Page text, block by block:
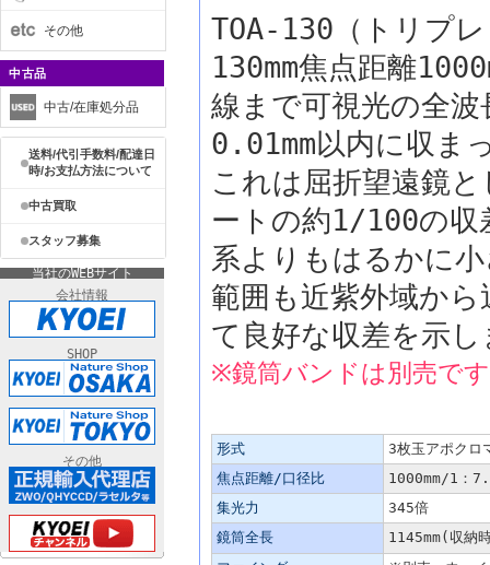
その他
中古品
中古/在庫処分品
送料/代引手数料/配達日
時/お支払方法について
中古買取
スタッフ募集
当社のWEBサイト
会社情報
SHOP
その他
TOA-130（トリプ
130mm焦点距離
線まで可視光の全
0.01mm以内に収ま
これは屈折望遠鏡
ートの約1/100の収
系よりもはるかに
範囲も近紫外域か
て良好な収差を示
※鏡筒バンドは別売で
形式
3枚玉アポクロ
焦点距離/口径比
1000mm/1：
集光力
345倍
鏡筒全長
1145mm(収納